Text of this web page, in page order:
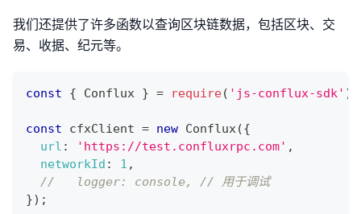
我们还提供了许多函数以查询区块链数据，包括区块、交
易、收据、纪元等。
const { Conflux } = require( 'js-conflux-sdk' )
const cfxClient = new Conflux ({
url : 'https://test.confluxrpc.com' ,
networkId : 1 ,
//   logger: console, // 用于调试
}) ;